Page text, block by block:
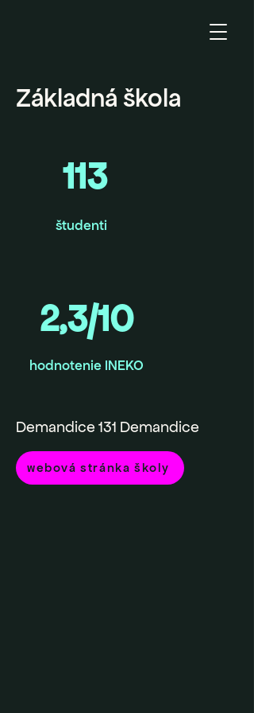
Základná škola
113
študenti
2,3/10
hodnotenie INEKO
Demandice 131 Demandice
webová stránka školy